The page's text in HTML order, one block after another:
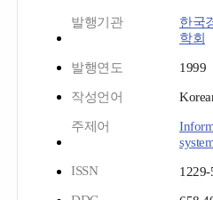
발행기관
한국
학회
발행연도 1999
작성언어
주제어
ISSN
1229-